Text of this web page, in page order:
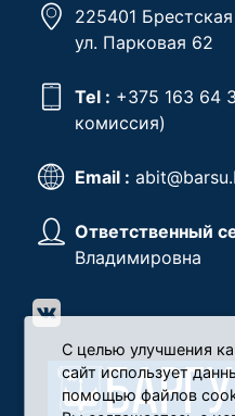
225401
ул. Парковая 62
Tel : +375 163 64
комиссия)
Email :
Ответственный
Владимировна
С целью улучшения
сайт использует
помощью файлов